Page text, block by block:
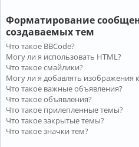
Форматирование
создаваемых тем
Что такое BBCode?
Могу ли я использовать HTML?
Что такое смайлики?
Могу ли я добавлять изображения
Что такое важные объявления?
Что такое объявления?
Что такое прилепленные темы?
Что такое закрытые темы?
Что такое значки тем?